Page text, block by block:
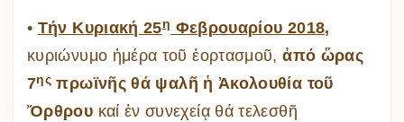
• Τήν Κυριακή 25ηΦεβρουαρίου 2018,
κυριώνυμο ἡμέρα τοῦ ἑορτασμοῦ,ἀπό ὥρας
7ης πρωϊνῆς θά ψαλῆ ἡ Ἀκολουθία τοῦ
Ὄρθρου καί ἐν συνεχείᾳ θά τελεσθῆ